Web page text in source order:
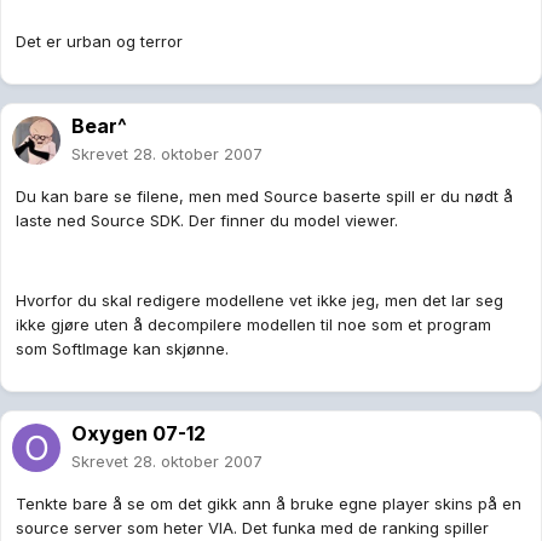
Det er urban og terror
Bear^
Skrevet 28. oktober 2007
Du kan bare se filene, men med Source baserte spill er du nødt å
laste ned Source SDK. Der finner du model viewer.
Hvorfor du skal redigere modellene vet ikke jeg, men det lar seg
ikke gjøre uten å decompilere modellen til noe som et program
som SoftImage kan skjønne.
Oxygen 07-12
Skrevet 28. oktober 2007
Tenkte bare å se om det gikk ann å bruke egne player skins på en
source server som heter VIA. Det funka med de ranking spiller